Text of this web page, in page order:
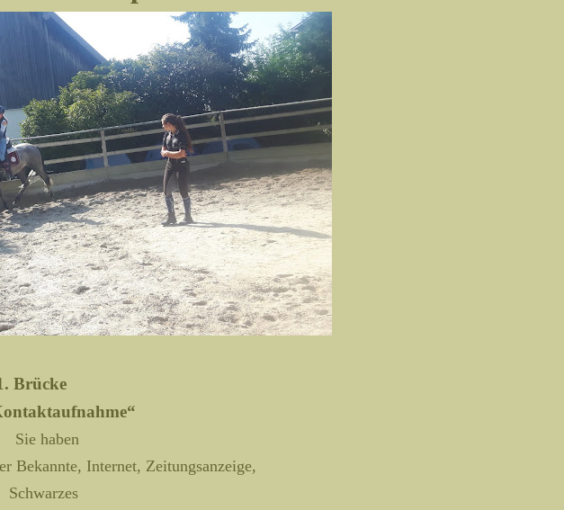
Brücke
Sie haben
Bekannte, Internet, Zeitungsanzeige,
Schwarzes